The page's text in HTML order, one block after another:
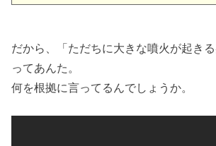
だから、「ただちに大きな噴火が起きる
ってあんた。
何を根拠に言ってるんでしょうか。